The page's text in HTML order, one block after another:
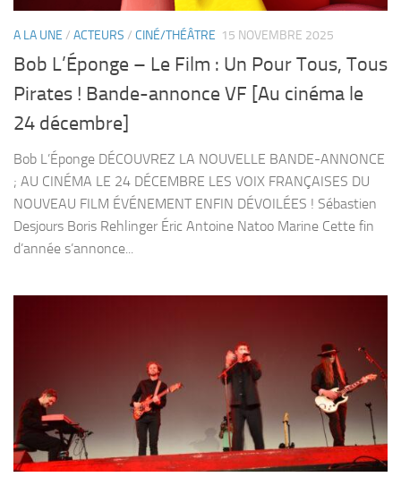
A LA UNE / ACTEURS / CINÉ/THÉÂTRE 15 NOVEMBRE 2025
Bob L’Éponge – Le Film : Un Pour Tous, Tous
Pirates ! Bande-annonce VF [Au cinéma le
24 décembre]
Bob L’Éponge DÉCOUVREZ LA NOUVELLE BANDE-ANNONCE
; AU CINÉMA LE 24 DÉCEMBRE LES VOIX FRANÇAISES DU
NOUVEAU FILM ÉVÉNEMENT ENFIN DÉVOILÉES ! Sébastien
Desjours Boris Rehlinger Éric Antoine Natoo Marine Cette fin
d’année s’annonce...